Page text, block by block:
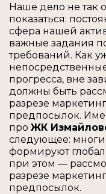
Наше дело не так
показаться:
сфера нашей
важные задания
требований. Как
прогресса, вне
должны быть
разрезе
предпосылок.
про ЖК
следующее:
формируют
при этом —
разрезе
предпосылок.